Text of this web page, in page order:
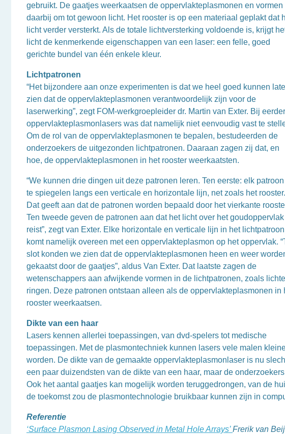
gebruikt. De gaatjes weerkaatsen de oppervlakteplasmonen en vormen
daarbij om tot gewoon licht. Het rooster is op een materiaal geplakt dat
licht verder versterkt. Als de totale lichtversterking voldoende is, krijgt
licht de kenmerkende eigenschappen van een laser: een felle, goed
gerichte bundel van één enkele kleur.
Lichtpatronen
“Het bijzondere aan onze experimenten is dat we heel goed kunnen
zien dat de oppervlakteplasmonen verantwoordelijk zijn voor de
laserwerking”, zegt FOM-werkgroepleider dr. Martin van Exter. Bij
oppervlakteplasmonlasers was dat namelijk niet eenvoudig vast te
Om de rol van de oppervlakteplasmonen te bepalen, bestudeerden de
onderzoekers de uitgezonden lichtpatronen. Daaraan zagen zij dat, en
hoe, de oppervlakteplasmonen in het rooster weerkaatsten.
“We kunnen drie dingen uit deze patronen leren. Ten eerste: elk
te spiegelen langs een verticale en horizontale lijn, net zoals het rooster.
Dat geeft aan dat de patronen worden bepaald door het vierkante
Ten tweede geven de patronen aan dat het licht over het goudoppervlak
reist”, zegt van Exter. Elke horizontale en verticale lijn in het lichtpatroon
komt namelijk overeen met een oppervlakteplasmon op het oppervlak.
slot konden we zien dat de oppervlakteplasmonen heen en weer
gekaatst door de gaatjes”, aldus Van Exter. Dat laatste zagen de
wetenschappers aan afwijkende vormen in de lichtpatronen, zoals lichte
ringen. Deze patronen ontstaan alleen als de oppervlakteplasmonen in
rooster weerkaatsen.
Dikte van een haar
Lasers kennen allerlei toepassingen, van dvd-spelers tot medische
toepassingen. Met de plasmontechniek kunnen lasers vele malen
worden. De dikte van de gemaakte oppervlakteplasmonlaser is nu
een paar duizendsten van de dikte van een haar, maar de
Ook het aantal gaatjes kan mogelijk worden teruggedrongen, van de
de toekomst zou de plasmontechnologie bruikbaar kunnen zijn in
Referentie
‘Surface Plasmon Lasing Observed in Metal Hole Arrays’Frerik van